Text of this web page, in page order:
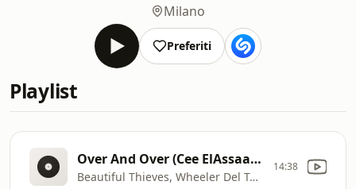
Milano
Preferiti
Playlist
Over And Over (Cee ElAssaad Vocal Mix)
Beautiful Thieves, Wheeler Del Torro, Jaidene Ve...
14:38